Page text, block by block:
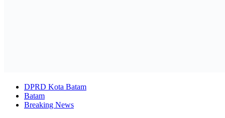
DPRD Kota Batam
Batam
Breaking News